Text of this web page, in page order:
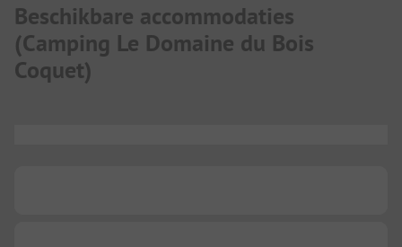
Beschikbare accommodaties
(Camping Le Domaine du Bois
Coquet)